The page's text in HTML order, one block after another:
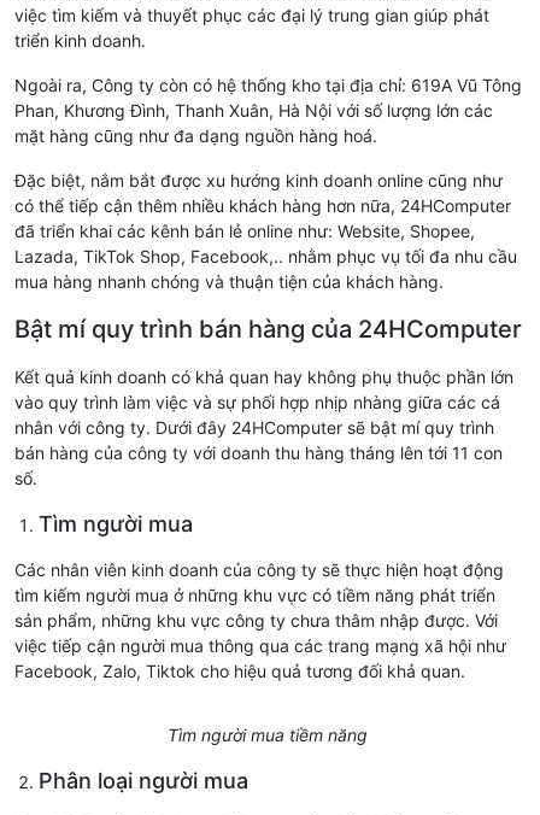
việc tìm kiếm và thuyết phục các đại lý trung gian giúp phát
triển kinh doanh.
Ngoài ra, Công ty còn có hệ thống kho tại địa chỉ: 619A Vũ Tông
Phan, Khương Đình, Thanh Xuân, Hà Nội với số lượng lớn các
mặt hàng cũng như đa dạng nguồn hàng hoá.
Đặc biệt, nắm bắt được xu hướng kinh doanh online cũng như
có thể tiếp cận thêm nhiều khách hàng hơn nữa, 24HComputer
đã triển khai các kênh bán lẻ online như: Website, Shopee,
Lazada, TikTok Shop, Facebook,.. nhằm phục vụ tối đa nhu cầu
mua hàng nhanh chóng và thuận tiện của khách hàng.
Bật mí quy trình bán hàng của 24HComputer
Kết quả kinh doanh có khả quan hay không phụ thuộc phần lớn
vào quy trình làm việc và sự phối hợp nhịp nhàng giữa các cá
nhân với công ty. Dưới đây 24HComputer sẽ bật mí quy trình
bán hàng của công ty với doanh thu hàng tháng lên tới 11 con
số.
Tìm người mua
Các nhân viên kinh doanh của công ty sẽ thực hiện hoạt động
tìm kiếm người mua ở những khu vực có tiềm năng phát triển
sản phẩm, những khu vực công ty chưa thâm nhập được. Với
việc tiếp cận người mua thông qua các trang mạng xã hội như
Facebook, Zalo, Tiktok cho hiệu quả tương đối khả quan.
Tìm người mua tiềm năng
Phân loại người mua